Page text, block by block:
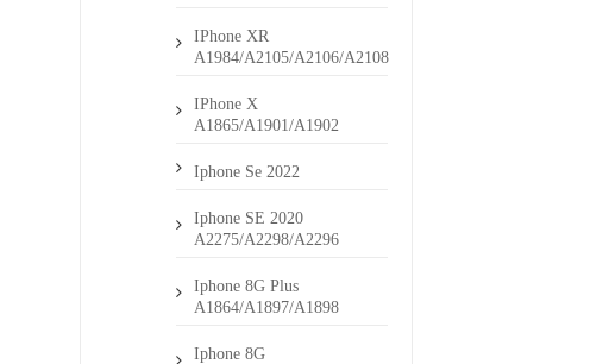
IPhone XR
A1984/A2105/A2106/A2108
IPhone X
A1865/A1901/A1902
Iphone Se 2022
Iphone SE 2020
A2275/A2298/A2296
Iphone 8G Plus
A1864/A1897/A1898
Iphone 8G